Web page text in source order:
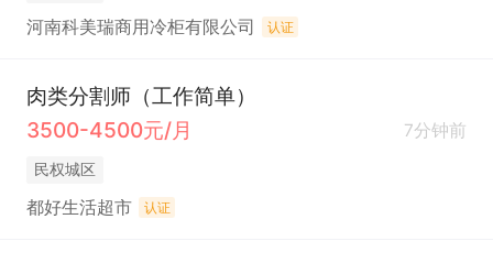
河南科美瑞商用冷柜有限公司 认证
肉类分割师（工作简单）
3500-4500元/月
7分钟前
民权城区
都好生活超市 认证